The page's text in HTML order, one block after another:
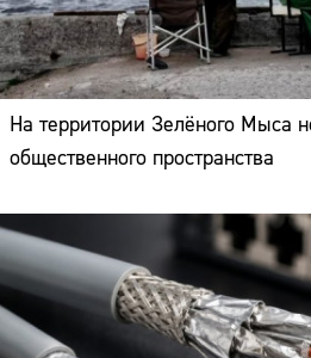
На территории Зелёного Мыса
общественного пространства